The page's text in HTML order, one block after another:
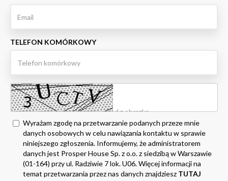
TELEFON KOMÓRKOWY
Wyrażam zgodę na przetwarzanie podanych przeze mnie
danych osobowych w celu nawiązania kontaktu w sprawie
niniejszego zgłoszenia. Informujemy, że administratorem
danych jest Prosper House Sp. z o.o. z siedzibą w Warszawie
(01-164) przy ul. Radziwie 7 lok. U06. Więcej informacji na
temat przetwarzania przez nas danych znajdziesz TUTAJ